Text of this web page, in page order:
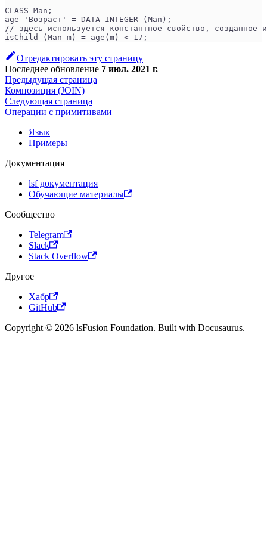
CLASS Man;
age 'Возраст' = DATA INTEGER (Man);
// здесь используется константное свойство, созданное
isChild (Man m) = age(m) < 17;
Отредактировать эту страницу
Последнее обновление 7 июл. 2021 г.
Предыдущая страница
Композиция (JOIN)
Следующая страница
Операции с примитивами
Язык
Примеры
Документация
lsf документация
Обучающие материалы
Сообщество
Telegram
Slack
Stack Overflow
Другое
Хабр
GitHub
Copyright © 2026 lsFusion Foundation. Built with Docusaurus.